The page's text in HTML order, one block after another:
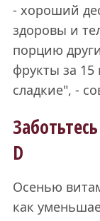
- хороший
здоровы и
порцию
фрукты за
сладкие", -
D
Осенью
как